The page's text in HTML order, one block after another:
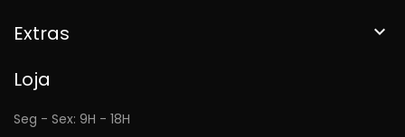
Extras 
Loja
Seg - Sex: 9H - 18H